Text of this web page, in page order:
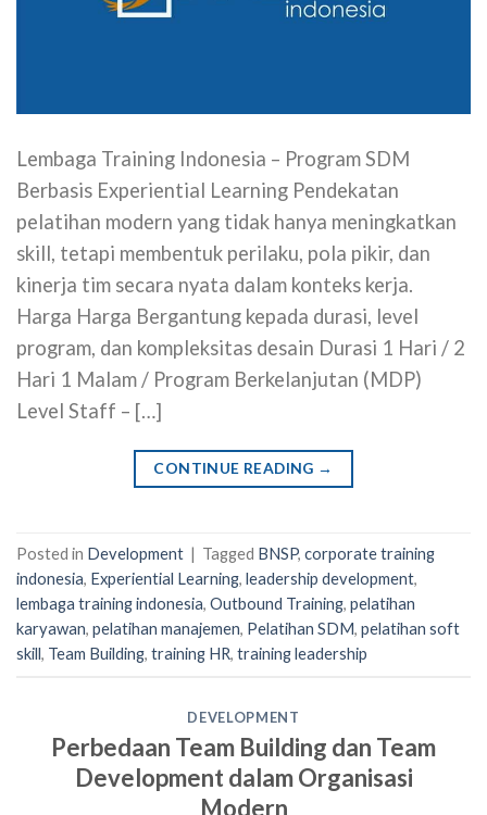
Lembaga Training Indonesia – Program SDM
Berbasis Experiential Learning Pendekatan
pelatihan modern yang tidak hanya meningkatkan
skill, tetapi membentuk perilaku, pola pikir, dan
kinerja tim secara nyata dalam konteks kerja.
Harga Harga Bergantung kepada durasi, level
program, dan kompleksitas desain Durasi 1 Hari / 2
Hari 1 Malam / Program Berkelanjutan (MDP)
Level Staff – […]
CONTINUE READING →
Posted in Development | Tagged BNSP, corporate training
indonesia, Experiential Learning, leadership development,
lembaga training indonesia, Outbound Training, pelatihan
karyawan, pelatihan manajemen, Pelatihan SDM, pelatihan soft
skill, Team Building, training HR, training leadership
DEVELOPMENT
Perbedaan Team Building dan Team
Development dalam Organisasi
Modern